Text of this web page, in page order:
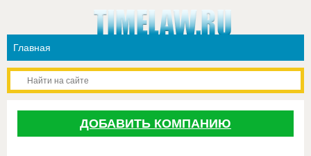
ДОБАВИТЬ КОМПАНИЮ